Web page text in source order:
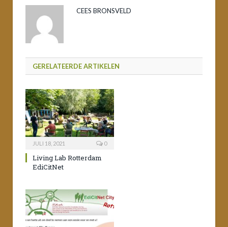
CEES BRONSVELD
GERELATEERDE ARTIKELEN
JULI 18, 2021 0
Living Lab Rotterdam
EdiCitNet